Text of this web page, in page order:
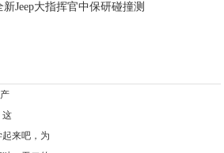
Jeep大指挥官中保研碰撞测
这
来吧，为